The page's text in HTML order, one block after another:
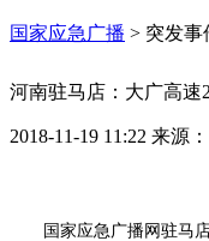
国家应急广播 > 突发事
河南驻马店：大广高速
2018-11-19 11:22 来源：
国家应急广播网驻马